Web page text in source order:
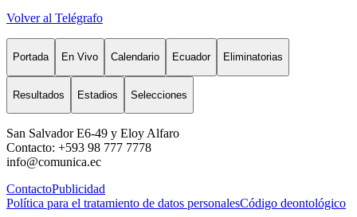
Volver al Telégrafo
Portada En Vivo Calendario Ecuador Eliminatorias
Resultados Estadios Selecciones
San Salvador E6-49 y Eloy Alfaro
Contacto: +593 98 777 7778
info@comunica.ec
ContactoPublicidad
Política para el tratamiento de datos personalesCódigo deontológico